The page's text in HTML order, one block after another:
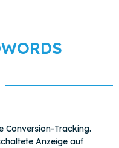
Conversion-Tracking.
Anzeige auf